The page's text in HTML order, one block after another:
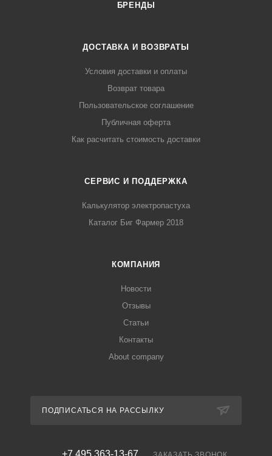
БРЕНДЫ
ДОСТАВКА И ВОЗВРАТЫ
Условия доставки и оплаты
Возврат товара
Пользовательское соглашение
Публичная оферта
Как расчитать стоимость доставки
СЕРВИС И ПОДДЕРЖКА
Калькулятор электропастуха
Каталог Биг Фармер 2018
КОМПАНИЯ
Новости
Отзывы
Статьи
Контакты
About company
ПОДПИСАТЬСЯ НА РАССЫЛКУ
+7 495 363-13-67